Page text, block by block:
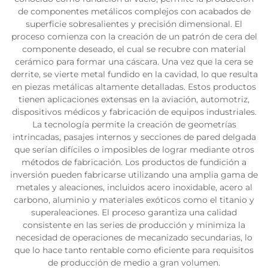
de componentes metálicos complejos con acabados de
superficie sobresalientes y precisión dimensional. El
proceso comienza con la creación de un patrón de cera del
componente deseado, el cual se recubre con material
cerámico para formar una cáscara. Una vez que la cera se
derrite, se vierte metal fundido en la cavidad, lo que resulta
en piezas metálicas altamente detalladas. Estos productos
tienen aplicaciones extensas en la aviación, automotriz,
dispositivos médicos y fabricación de equipos industriales.
La tecnología permite la creación de geometrías
intrincadas, pasajes internos y secciones de pared delgada
que serían difíciles o imposibles de lograr mediante otros
métodos de fabricación. Los productos de fundición a
inversión pueden fabricarse utilizando una amplia gama de
metales y aleaciones, incluidos acero inoxidable, acero al
carbono, aluminio y materiales exóticos como el titanio y
superaleaciones. El proceso garantiza una calidad
consistente en las series de producción y minimiza la
necesidad de operaciones de mecanizado secundarias, lo
que lo hace tanto rentable como eficiente para requisitos
de producción de medio a gran volumen.